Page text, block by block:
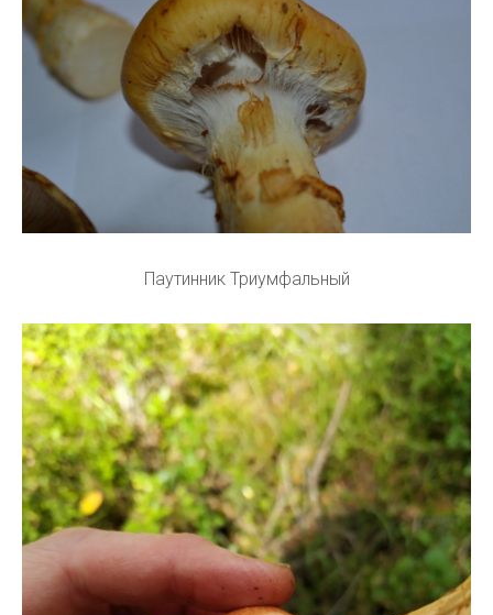
Паутинник Триумфальный